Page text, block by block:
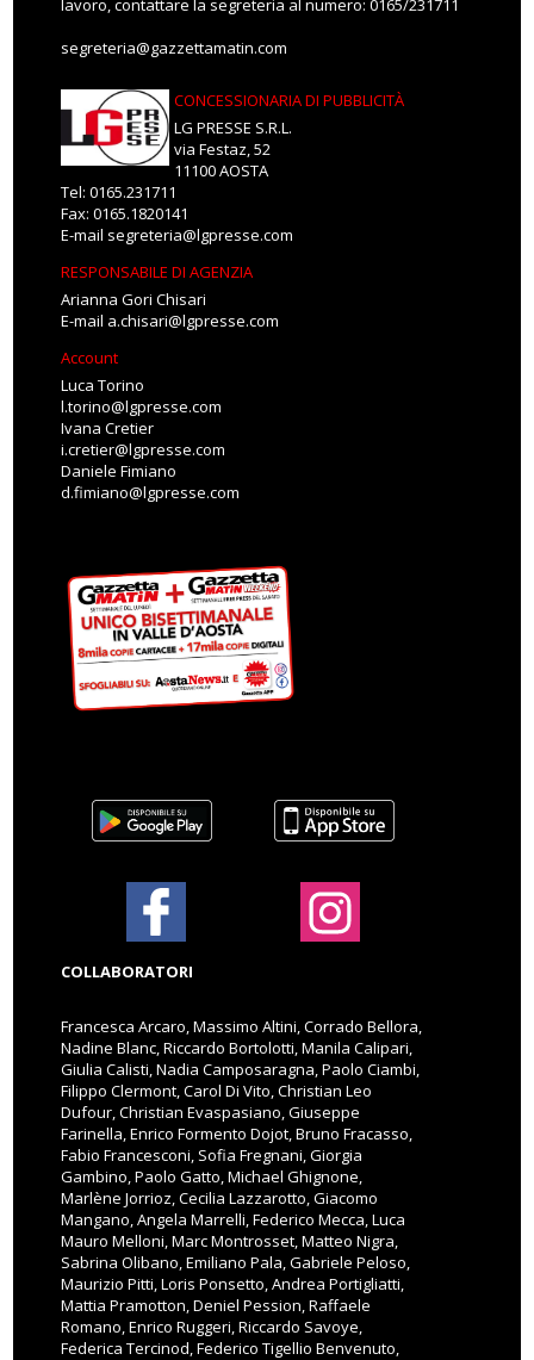
lavoro, contattare la segreteria al numero: 0165/231711
segreteria@gazzettamatin.com
CONCESSIONARIA DI PUBBLICITÀ
LG PRESSE S.R.L.
via Festaz, 52
11100 AOSTA
Tel: 0165.231711
Fax: 0165.1820141
E-mail segreteria@lgpresse.com
RESPONSABILE DI AGENZIA
Arianna Gori Chisari
E-mail a.chisari@lgpresse.com
Account
Luca Torino
l.torino@lgpresse.com
Ivana Cretier
i.cretier@lgpresse.com
Daniele Fimiano
d.fimiano@lgpresse.com
COLLABORATORI
Francesca Arcaro, Massimo Altini, Corrado Bellora,
Nadine Blanc, Riccardo Bortolotti, Manila Calipari,
Giulia Calisti, Nadia Camposaragna, Paolo Ciambi,
Filippo Clermont, Carol Di Vito, Christian Leo
Dufour, Christian Evaspasiano, Giuseppe
Farinella, Enrico Formento Dojot, Bruno Fracasso,
Fabio Francesconi, Sofia Fregnani, Giorgia
Gambino, Paolo Gatto, Michael Ghignone,
Marlène Jorrioz, Cecilia Lazzarotto, Giacomo
Mangano, Angela Marrelli, Federico Mecca, Luca
Mauro Melloni, Marc Montrosset, Matteo Nigra,
Sabrina Olibano, Emiliano Pala, Gabriele Peloso,
Maurizio Pitti, Loris Ponsetto, Andrea Portigliatti,
Mattia Pramotton, Deniel Pession, Raffaele
Romano, Enrico Ruggeri, Riccardo Savoye,
Federica Tercinod, Federico Tigellio Benvenuto,